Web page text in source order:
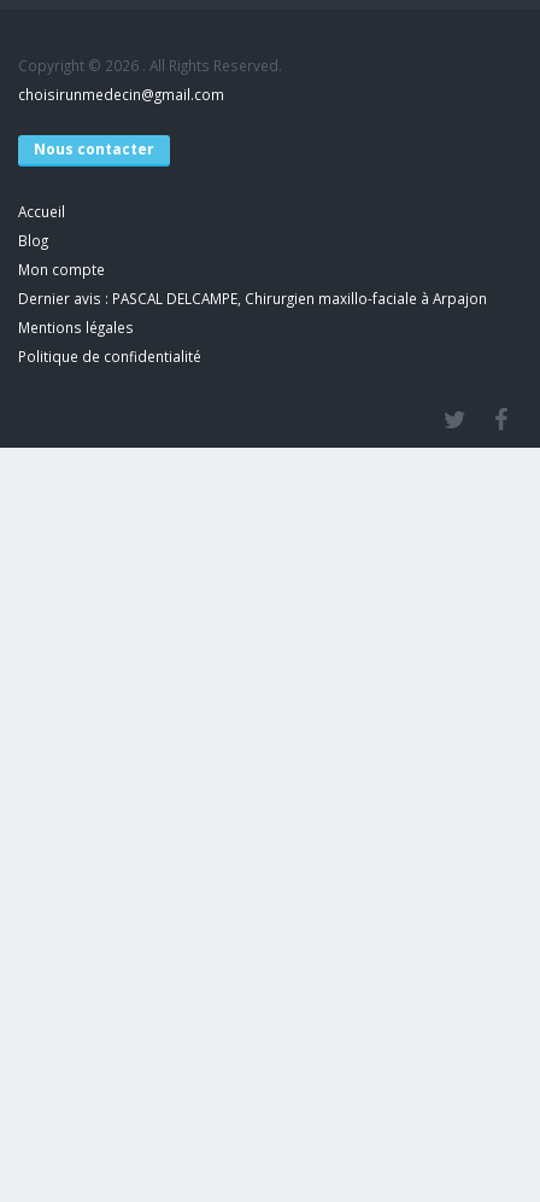
Copyright © 2026 . All Rights Reserved.
choisirunmedecin@gmail.com
Nous contacter
Accueil
Blog
Mon compte
Dernier avis : PASCAL DELCAMPE, Chirurgien maxillo-faciale à Arpajon
Mentions légales
Politique de confidentialité